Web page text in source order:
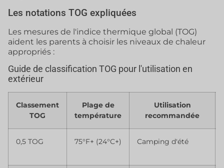
Les notations TOG expliquées
Les mesures de l'indice thermique global (TOG)
aident les parents à choisir les niveaux de chaleur
appropriés :
Guide de classification TOG pour l'utilisation en
extérieur
Classement
TOG
Plage de
température
Utilisation
recommandée
0,5 TOG 75°F+ (24°C+) Camping d'été